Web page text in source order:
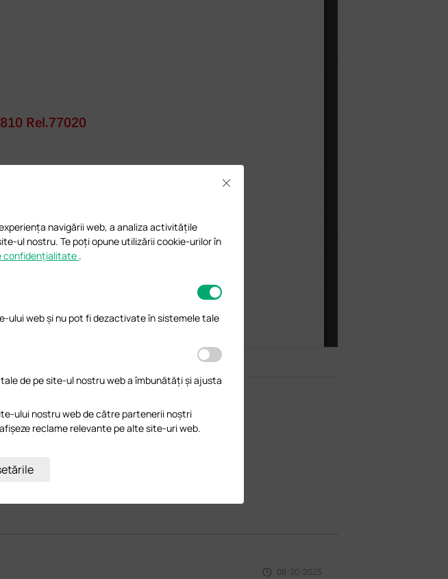
08-20-2025
navigării web, a analiza activitățile
ul nostru. Te poți opune utilizării cookie-urilor în
confidențialitate .
web și nu pot fi dezactivate în sistemele tale
de pe site-ul nostru web a îmbunătăți și ajusta
ului nostru web de către partenerii noștri
reclame relevante pe alte site-uri web.
Close